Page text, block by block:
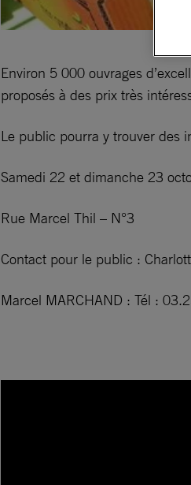
Environ 5 000 ouvrages
proposés à des prix très
Le public pourra y trouver des
Samedi 22 et dimanche 23
Rue Marcel Thil – N°3
Contact pour le public :
Marcel MARCHAND : Tél :